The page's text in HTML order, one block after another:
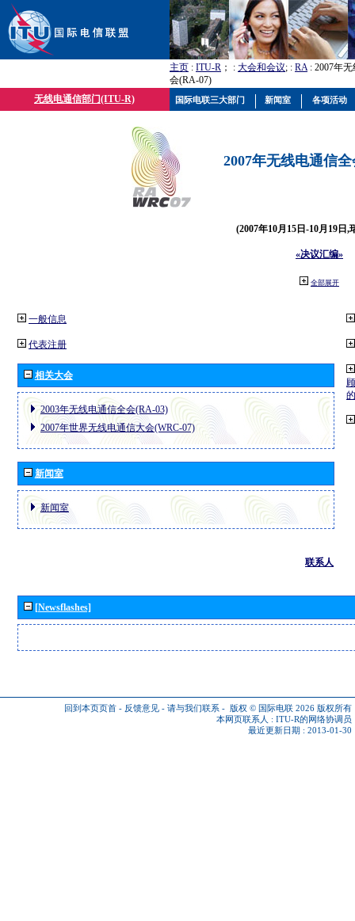
主页 : ITU-R ； : 大会和会议; : RA: 2007年
会(RA-07)
无线电通信部门(ITU-R)
2007年无线电通信
(2007年10月15日-10月19日,
«决议汇编»
全部展开
一般信息
代表注册
相关大会
2003年无线电通信全会(RA-03)
2007年世界无线电通信大会(WRC-07)
新闻室
新闻室
联系人
[Newsflashes]
回到本页页首 - 反馈意见 - 请与我们联系 - 版权 © 国际电联 2026 版权所有
本网页联系人 : ITU-R的网络协调员
最近更新日期 : 2013-01-30
国际电联三大部门 新闻室 各项活动